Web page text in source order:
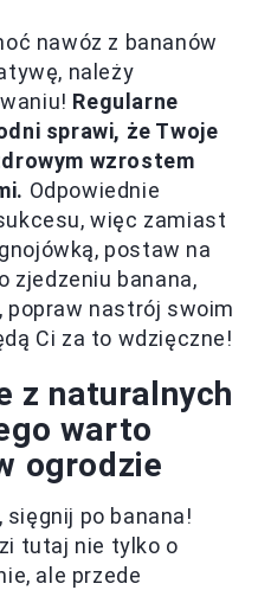
nawóz z bananów
należy
Regularne
sprawi, że Twoje
wzrostem
Odpowiednie
więc zamiast
postaw na
zjedzeniu banana,
nastrój swoim
Ci za to wdzięczne!
z naturalnych
warto
ogrodzie
sięgnij po banana!
tutaj nie tylko o
ale przede